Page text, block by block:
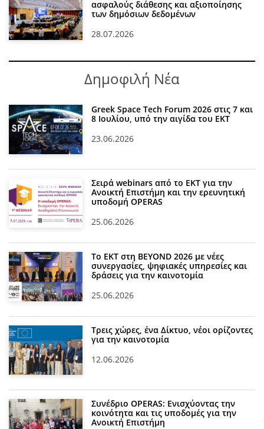
ασφαλούς διάθεσης και αξιοποίησης
των δημόσιων δεδομένων
28.07.2026
Δημοφιλή Νέα
Greek Space Tech Forum 2026 στις 7 και
8 Ιουλίου, υπό την αιγίδα του ΕΚΤ
23.06.2026
Σειρά webinars από το ΕΚΤ για την
Ανοικτή Επιστήμη και την ερευνητική
υποδομή OPERAS
25.06.2026
Το ΕΚΤ στη BEYOND 2026 με νέες
συνεργασίες, ψηφιακές υπηρεσίες και
δράσεις για την καινοτομία
25.06.2026
Τρεις χώρες, ένα Δίκτυο, νέοι ορίζοντες
για την καινοτομία
12.06.2026
Συνέδριο OPERAS: Ενισχύοντας την
κοινότητα και τις υποδομές για την
Ανοικτή Επιστήμη